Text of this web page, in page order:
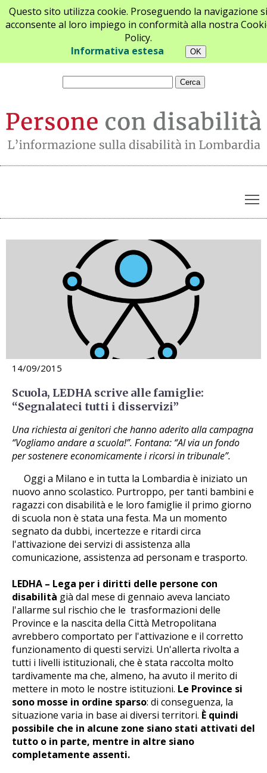
Questo sito utilizza cookie. Proseguendo la navigazione si
acconsente al loro impiego in conformità alla nostra
Policy.
Informativa estesa
Chi siamo Newsletter Contatti
Archivio notizie
14/09/2015
Scuola, LEDHA scrive alle famiglie:
“Segnalateci tutti i disservizi”
Una richiesta ai genitori che hanno aderito alla campagna
“Vogliamo andare a scuola!”. Fontana: “Al via un fondo
per sostenere economicamente i ricorsi in tribunale”.
Oggi a Milano e in tutta la Lombardia è iniziato un
nuovo anno scolastico. Purtroppo, per tanti bambini e
ragazzi con disabilità e le loro famiglie il primo giorno
di scuola non è stata una festa. Ma un momento
segnato da dubbi, incertezze e ritardi circa
l'attivazione dei servizi di assistenza alla
comunicazione, assistenza ad personam e trasporto.
LEDHA – Lega per i diritti delle persone con
disabilità già dal mese di gennaio aveva lanciato
l'allarme sul rischio che le trasformazioni delle
Province e la nascita della Città Metropolitana
avrebbero comportato per l'attivazione e il corretto
funzionamento di questi servizi. Un'allerta rivolta a
tutti i livelli istituzionali, che è stata raccolta molto
tardivamente ma che, almeno, ha avuto il merito di
mettere in moto le nostre istituzioni. Le Province si
sono mosse in ordine sparso: di conseguenza, la
situazione varia in base ai diversi territori. È quindi
possibile che in alcune zone siano stati attivati del
tutto o in parte, mentre in altre siano
completamente assenti.